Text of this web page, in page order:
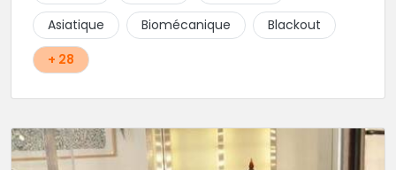
Asiatique
Biomécanique
Blackout
+ 28